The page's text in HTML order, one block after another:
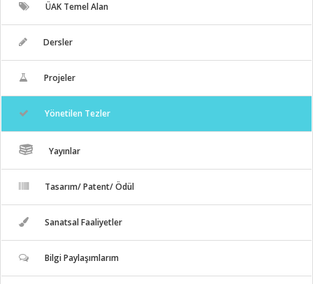
ÜAK Temel Alan
Dersler
Projeler
Yönetilen Tezler
Yayınlar
Tasarım/ Patent/ Ödül
Sanatsal Faaliyetler
Bilgi Paylaşımlarım